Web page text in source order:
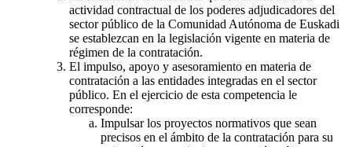
actividad contractual de los poderes adjudicadores del
sector público de la Comunidad Autónoma de Euskadi
se establezcan en la legislación vigente en materia de
régimen de la contratación.
El impulso, apoyo y asesoramiento en materia de
contratación a las entidades integradas en el sector
público. En el ejercicio de esta competencia le
corresponde:
Impulsar los proyectos normativos que sean
precisos en el ámbito de la contratación para su